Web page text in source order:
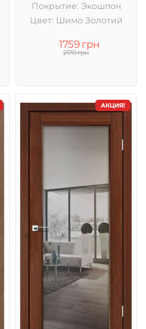
Покрытие: Экошпон
Цвет: Шимо Золотий
1759 грн
2170 грн
АКЦИЯ!